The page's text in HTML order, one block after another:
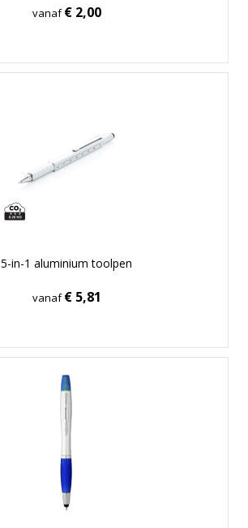
vanaf€ 2,00
5-in-1 aluminium toolpen
vanaf€ 5,81